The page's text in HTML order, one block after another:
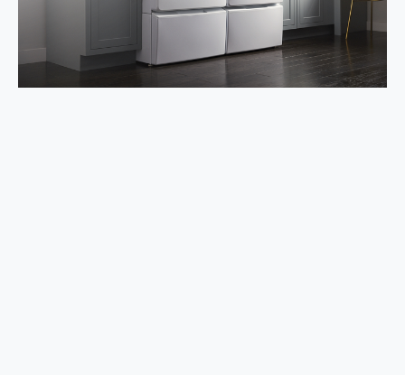
MSI Claw 掌機專屬配件包 來囉 完美保護 MSI Claw A1M-026TW 電競掌機
一吸完美對位 擁有超強吸力與超好用的隱磁支架 O-ONE MAG 最會吸的行動電源 開箱 評測
OPPO 哈蘇 300mm 專業增距鏡實測：Find X9 Ultra 光學長焦隨手拍，紀錄生活就是這麼簡單